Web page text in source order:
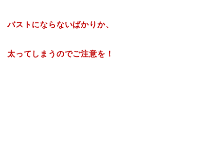
バストにならないばかりか、
太ってしまうのでご注意を！